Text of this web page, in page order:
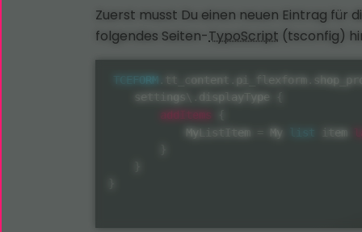
Zuerst musst Du einen neuen Eintrag für
folgendes Seiten-TypoScript (tsconfig)
TCEFORM tt_content pi_flexform
    settings\
displayType
addItems
            MyListItem
My item